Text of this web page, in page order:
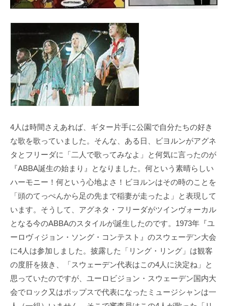
4人は時間さえあれば、ギター片手に公園で自分たちの好き
な歌を歌っていました。そんな、ある日、ビヨルンがアグネ
タとフリーダに「二人で歌ってみなよ」と何気に言ったのが
『ABBA誕生の始まり』となりました。何という素晴らしい
ハーモニー！何という心地よさ！ビヨルンはその時のことを
「頭のてっぺんから足の先まで稲妻が走ったよ」と表現して
います。そうして、アグネタ・フリーダがツインヴォーカル
となる今のABBAのスタイルが誕生したのです。1973年『ユ
ーロヴィジョン・ソング・コンテスト』のスウェーデン大会
に4人は参加しました。披露した「リング・リング」は観客
の度肝を抜き、「スウェーデン代表はこの4人に決定ね」と
思っていたのですが、ユーロビジョン・スウェーデン国内大
会でロック又はポップスで代表になったミュージシャンは一